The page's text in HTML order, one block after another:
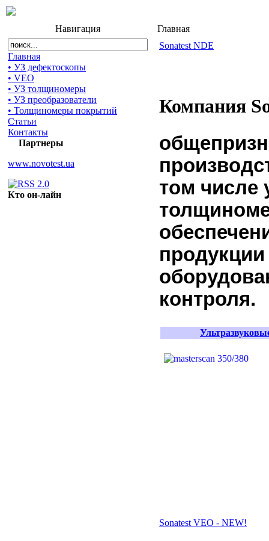
Навигация
Главная
• УЗ дефектоскопы
• VEO
• УЗ толщиномеры
• УЗ преобразователи
• Толщиномеры покрытий
Статьи
Контакты
Партнеры
www.novotest.ua
Кто он-лайн
Главная
Sonatest NDE
Компания
том числе
контроля.
Sonatest VEO - NEW!